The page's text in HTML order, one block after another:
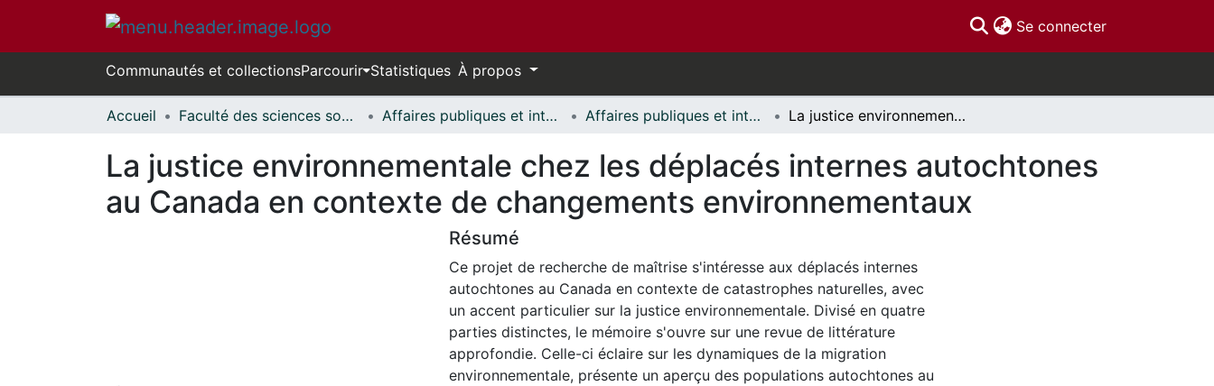
Se connecter(current)
Communautés et collectionsParcourir Statistiques À propos
Accueil Faculté des sciences sociales // Faculty of Social Sciences Affaires publiques et internationales // Public and International Affairs Affaires publiques et internationales - Mémoires // Public and International Affairs - Research Papers La justice environnementale chez les déplacés internes autochtones au Canada en contexte de changements environnementaux
La justice environnementale chez les déplacés internes autochtones
au Canada en contexte de changements environnementaux
Résumé
Ce projet de recherche de maîtrise s'intéresse aux déplacés internes
autochtones au Canada en contexte de catastrophes naturelles, avec
un accent particulier sur la justice environnementale. Divisé en quatre
parties distinctes, le mémoire s'ouvre sur une revue de littérature
approfondie. Celle-ci éclaire sur les dynamiques de la migration
environnementale, présente un aperçu des populations autochtones au